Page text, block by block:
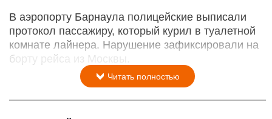
В аэропорту Барнаула полицейские выписали
протокол пассажиру, который курил в туалетной
комнате лайнера. Нарушение зафиксировали на
борту рейса из Москвы.
Читать полностью